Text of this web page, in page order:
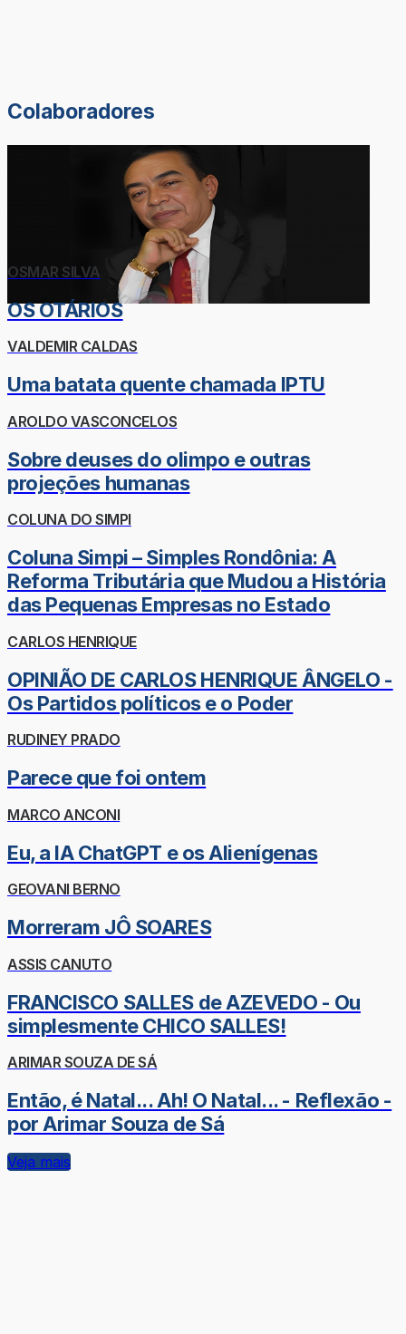
Colaboradores
OSMAR SILVA
OS OTÁRIOS
VALDEMIR CALDAS
Uma batata quente chamada IPTU
AROLDO VASCONCELOS
Sobre deuses do olimpo e outras
projeções humanas
COLUNA DO SIMPI
Coluna Simpi – Simples Rondônia: A
Reforma Tributária que Mudou a História
das Pequenas Empresas no Estado
CARLOS HENRIQUE
OPINIÃO DE CARLOS HENRIQUE ÂNGELO -
Os Partidos políticos e o Poder
RUDINEY PRADO
Parece que foi ontem
MARCO ANCONI
Eu, a IA ChatGPT e os Alienígenas
GEOVANI BERNO
Morreram JÔ SOARES
ASSIS CANUTO
FRANCISCO SALLES de AZEVEDO - Ou
simplesmente CHICO SALLES!
ARIMAR SOUZA DE SÁ
Então, é Natal... Ah! O Natal... - Reflexão -
por Arimar Souza de Sá
Veja mais